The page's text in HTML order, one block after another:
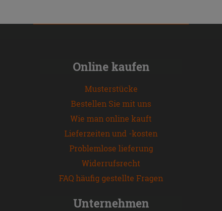
Online kaufen
Musterstücke
Bestellen Sie mit uns
Wie man online kauft
Lieferzeiten und -kosten
Problemlose lieferung
Widerrufsrecht
FAQ häufig gestellte Fragen
Unternehmen